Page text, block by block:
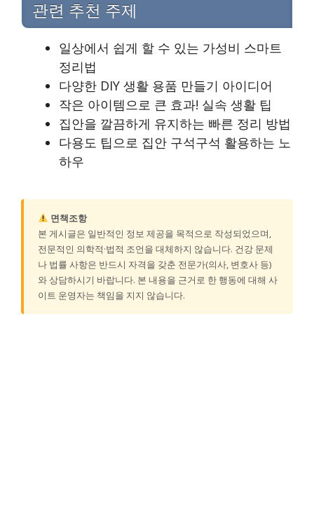
관련 추천 주제
일상에서 쉽게 할 수 있는 가성비 스마트
정리법
다양한 DIY 생활 용품 만들기 아이디어
작은 아이템으로 큰 효과! 실속 생활 팁
집안을 깔끔하게 유지하는 빠른 정리 방법
다용도 팁으로 집안 구석구석 활용하는 노
하우
면책조항
본 게시글은 일반적인 정보 제공을 목적으로 작성되었으며,
전문적인 의학적·법적 조언을 대체하지 않습니다. 건강 문제
나 법률 사항은 반드시 자격을 갖춘 전문가(의사, 변호사 등)
와 상담하시기 바랍니다. 본 내용을 근거로 한 행동에 대해 사
이트 운영자는 책임을 지지 않습니다.